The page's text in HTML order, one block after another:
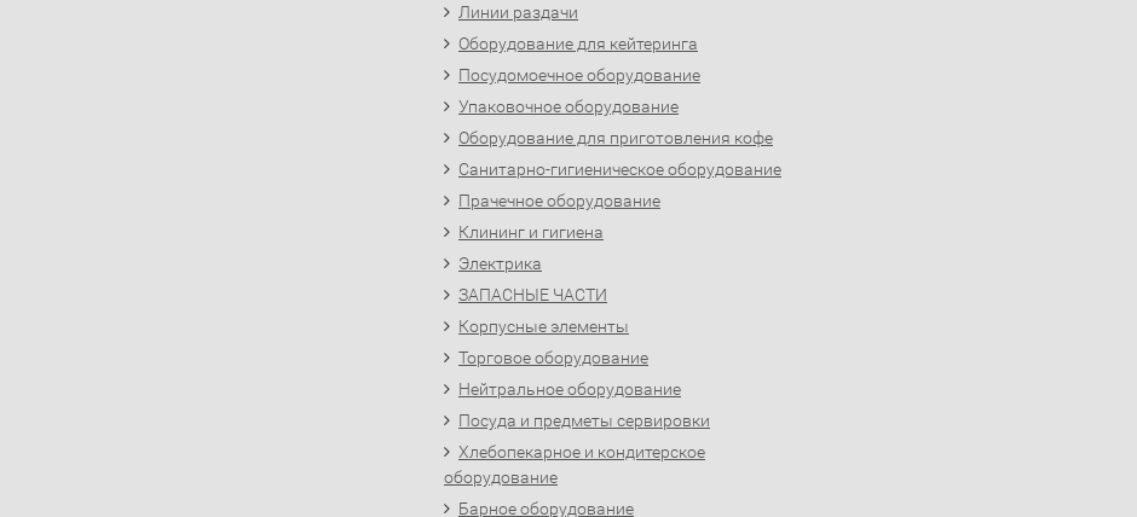
Линии раздачи
Оборудование для кейтеринга
Посудомоечное оборудование
Упаковочное оборудование
Оборудование для приготовления кофе
Санитарно-гигиеническое оборудование
Прачечное оборудование
Клининг и гигиена
Электрика
ЗАПАСНЫЕ ЧАСТИ
Корпусные элементы
Торговое оборудование
Нейтральное оборудование
Посуда и предметы сервировки
Хлебопекарное и кондитерское
оборудование
Барное оборудование